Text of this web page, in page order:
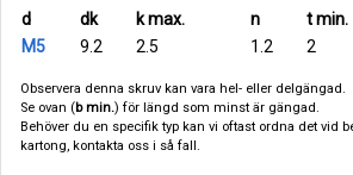
d dk k max. n t min.
M5
9.2 2.5 1.2 2
Observera denna skruv kan vara hel- eller delgängad.
Se ovan (b min.) för längd som minst är gängad.
Behöver du en specifik typ kan vi oftast ordna det vid
kartong, kontakta oss i så fall.